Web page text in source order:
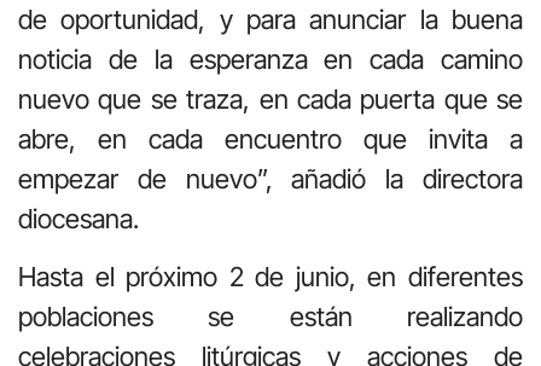
de oportunidad, y para anunciar la buena
noticia de la esperanza en cada camino
nuevo que se traza, en cada puerta que se
abre, en cada encuentro que invita a
empezar de nuevo”, añadió la directora
diocesana.
Hasta el próximo 2 de junio, en diferentes
poblaciones se están realizando
celebraciones litúrgicas y acciones de